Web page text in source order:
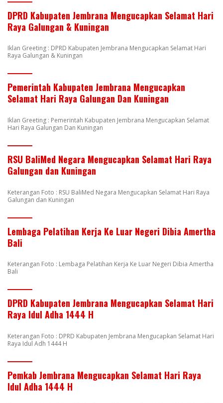
DPRD Kabupaten Jembrana Mengucapkan Selamat Hari
Raya Galungan & Kuningan
Iklan Greeting : DPRD Kabupaten Jembrana Mengucapkan Selamat Hari
Raya Galungan & Kuningan
Pemerintah Kabupaten Jembrana Mengucapkan
Selamat Hari Raya Galungan Dan Kuningan
Iklan Greeting : Pemerintah Kabupaten Jembrana Mengucapkan Selamat
Hari Raya Galungan Dan Kuningan
RSU BaliMed Negara Mengucapkan Selamat Hari Raya
Galungan dan Kuningan
Keterangan Foto : RSU BaliMed Negara Mengucapkan Selamat Hari Raya
Galungan dan Kuningan
Lembaga Pelatihan Kerja Ke Luar Negeri Dibia Amertha
Bali
Keterangan Foto : Lembaga Pelatihan Kerja Ke Luar Negeri Dibia Amertha
Bali
DPRD Kabupaten Jembrana Mengucapkan Selamat Hari
Raya Idul Adha 1444 H
Keterangan Foto : DPRD Kabupaten Jembrana Mengucapkan Selamat Hari
Raya Idul Adh 1444 H
Pemkab Jembrana Mengucapkan Selamat Hari Raya
Idul Adha 1444 H